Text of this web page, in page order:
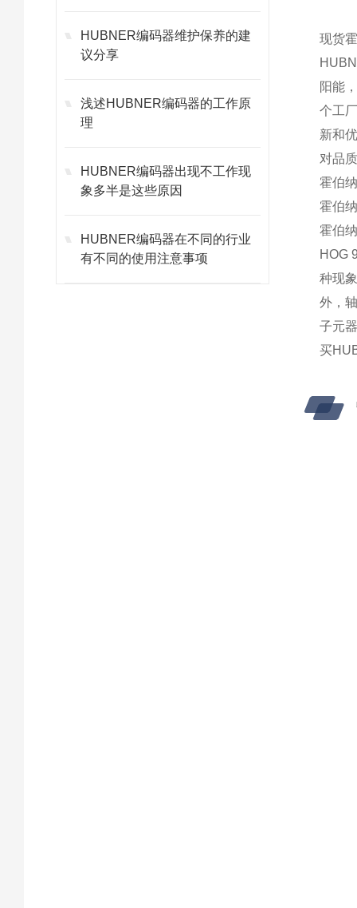
HUBNER编码器维护保养的建
议分享
浅述HUBNER编码器的工作原
理
HUBNER编码器出现不工作现
象多半是这些原因
HUBNER编码器在不同的行业
有不同的使用注意事项
现货
阳能
个工
新和
对品
霍伯
霍伯
霍伯
HOG
种现
外，
子元
买